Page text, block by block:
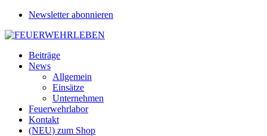
Newsletter abonnieren
Beiträge
News
Allgemein
Einsätze
Unternehmen
Feuerwehrlabor
Kontakt
(NEU) zum Shop